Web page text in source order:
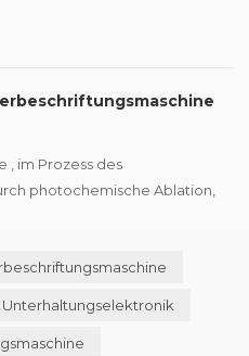
, im Prozess des
photochemische Ablation,
Molekülen aufzubrechen,
Vergasung, Verdampfung.
ist sehr klein,, sodass er